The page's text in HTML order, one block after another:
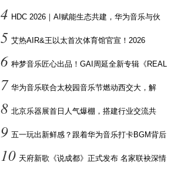
4 HDC 2026｜AI赋能生态共建，华为音乐与伙
5 艾热AIR&王以太首次体育馆官宣！2026
6 种梦音乐匠心出品！GAI周延全新专辑《REAL
7 华为音乐联合太校园音乐节燃动西交大，解
8 北京乐器展首日人气爆棚，搭建行业交流共
9 五一玩出新鲜感？跟着华为音乐打卡BGM背后
10 天府新歌《说成都》正式发布 名家联袂深情